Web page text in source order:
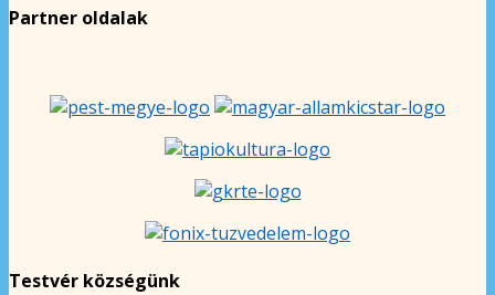
Partner oldalak
Testvér községünk